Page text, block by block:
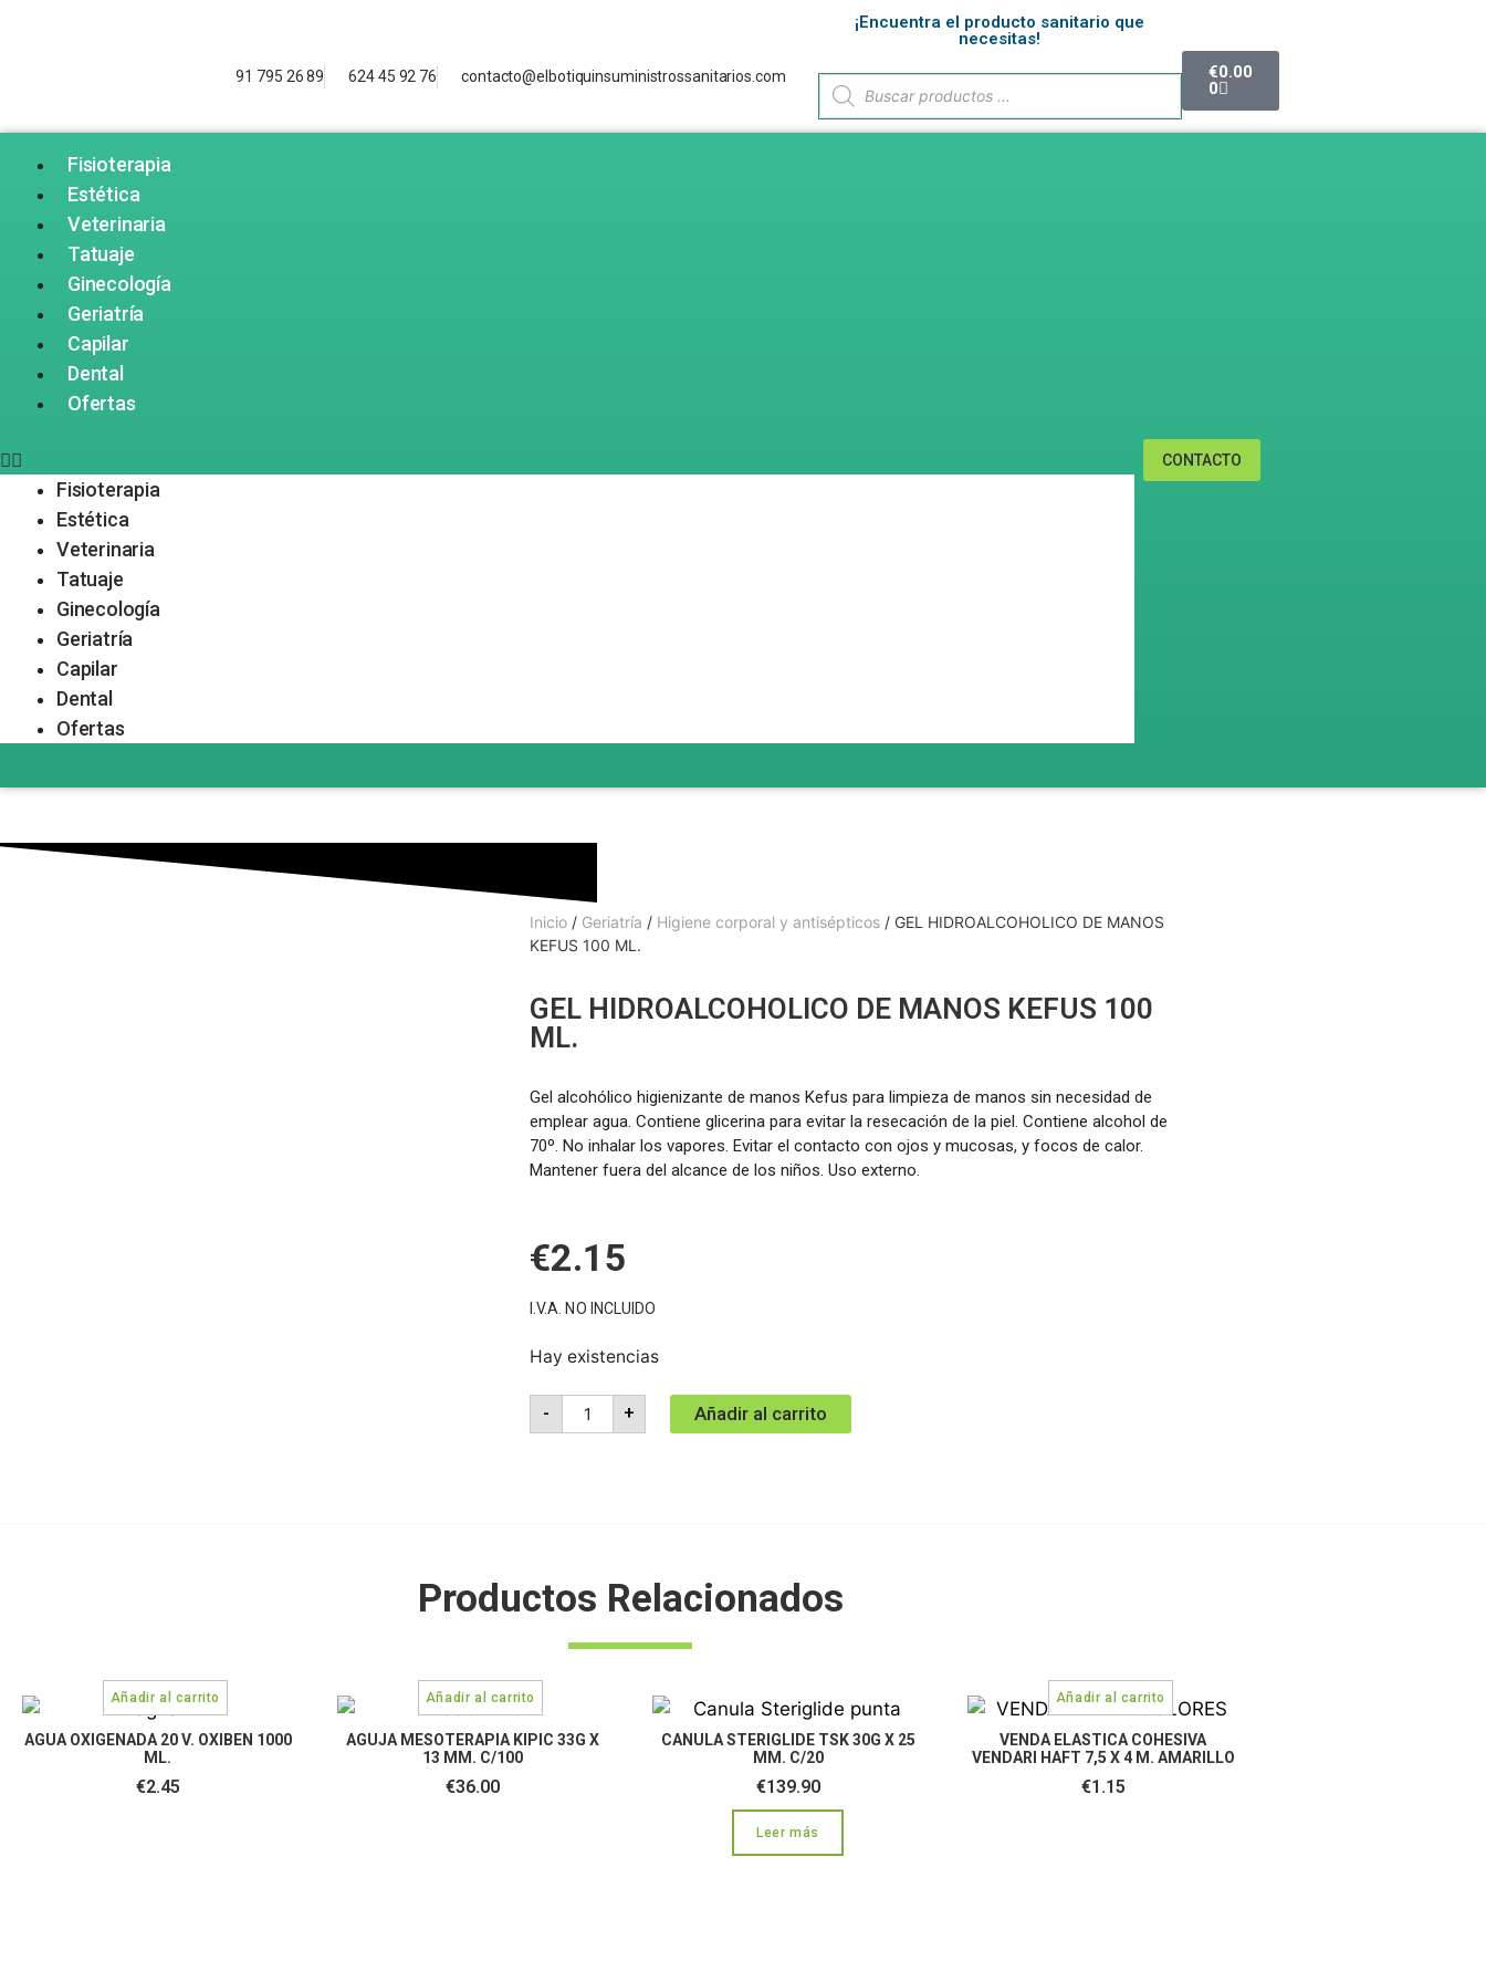
91 795 26 89 624 45 92 76 contacto@elbotiquinsuministrossanitarios.com
¡Encuentra el producto sanitario que
necesitas!
€0.00
0
Fisioterapia
Estética
Veterinaria
Tatuaje
Ginecología
Geriatría
Capilar
Dental
Ofertas
Fisioterapia
Estética
Veterinaria
Tatuaje
Ginecología
Geriatría
Capilar
Dental
Ofertas
CONTACTO
Inicio/ Geriatría / Higiene corporal y antisépticos/ GEL HIDROALCOHOLICO DE MANOS
KEFUS 100 ML.
GEL HIDROALCOHOLICO DE MANOS KEFUS 100
ML.
Gel alcohólico higienizante de manos Kefus para limpieza de manos sin necesidad de
emplear agua. Contiene glicerina para evitar la resecación de la piel. Contiene alcohol de
70º. No inhalar los vapores. Evitar el contacto con ojos y mucosas, y focos de calor.
Mantener fuera del alcance de los niños. Uso externo.
€2.15
I.V.A. NO INCLUIDO
Hay existencias
- + Añadir al carrito
Productos Relacionados
AGUA OXIGENADA 20 V. OXIBEN 1000
ML.
€2.45
AGUJA MESOTERAPIA KIPIC 33G X
13 MM. C/100
€36.00
CANULA STERIGLIDE TSK 30G X 25
MM. C/20
€139.90
Leer más
VENDA ELASTICA COHESIVA
VENDARI HAFT 7,5 X 4 M. AMARILLO
€1.15